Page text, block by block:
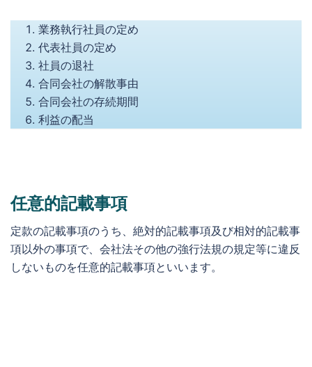
業務執行社員の定め
代表社員の定め
社員の退社
合同会社の解散事由
合同会社の存続期間
利益の配当
任意的記載事項
定款の記載事項のうち、絶対的記載事項及び相対的記載事
項以外の事項で、会社法その他の強行法規の規定等に違反
しないものを任意的記載事項といいます。